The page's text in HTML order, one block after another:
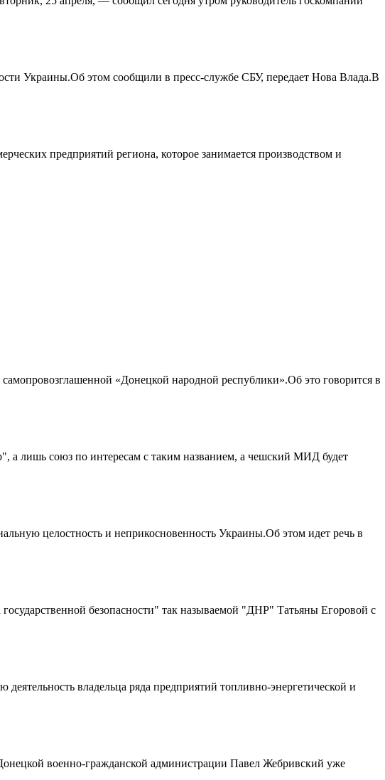
Украины.Об этом сообщили в пресс-службе СБУ, передает Нова Влада.В
предприятий региона, которое занимается производством и
«Донецкой народной республики».Об это говорится в
а лишь союз по интересам с таким названием, а чешский МИД будет
целостность и неприкосновенность Украины.Об этом идет речь в
безопасности" так называемой "ДНР" Татьяны Егоровой с
владельца ряда предприятий топливно-энергетической и
военно-гражданской администрации Павел Жебривский уже